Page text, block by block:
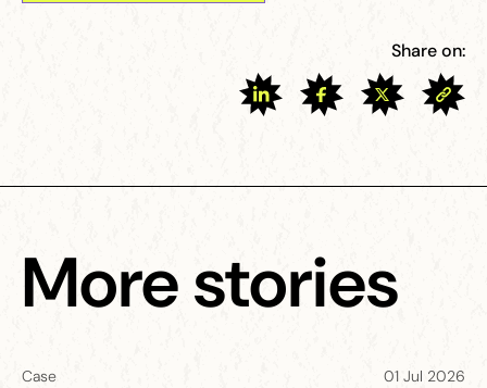
Share on:
More stories
Case 01 Jul 2026